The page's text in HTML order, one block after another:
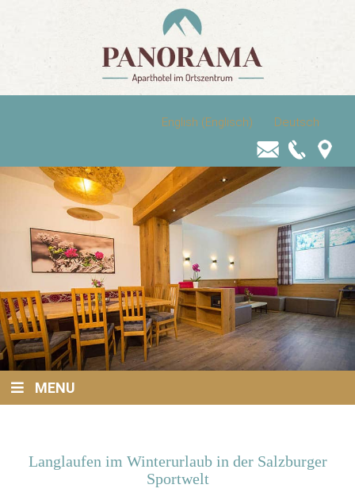
English (Englisch) Deutsch
MENU
Langlaufen im Winterurlaub in der Salzburger
Sportwelt